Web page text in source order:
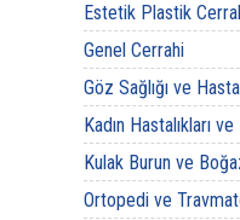
Estetik Plastik
Genel Cerrahi
Göz Sağlığı ve
Kadın Hastalıkları
Kulak Burun ve
Ortopedi ve